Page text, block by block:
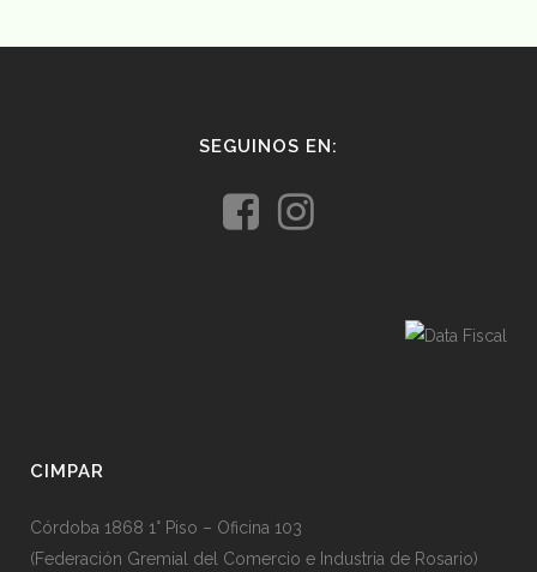
SEGUINOS EN:
CIMPAR
Córdoba 1868 1° Piso – Oficina 103
(Federación Gremial del Comercio e Industria de Rosario)